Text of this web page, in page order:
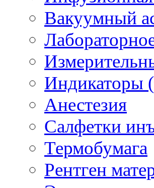
Вакуумный
Индикаторы
Анестезия
Салфетки
Термобумага
Рентген